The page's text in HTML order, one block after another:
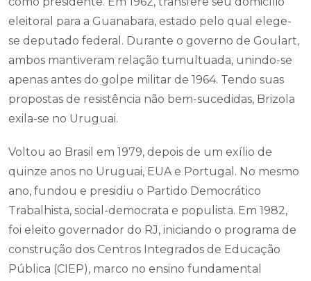
eleitoral para a Guanabara, estado pelo qual elege-
se deputado federal. Durante o governo de Goulart,
ambos mantiveram relação tumultuada, unindo-se
apenas antes do golpe militar de 1964. Tendo suas
propostas de resistência não bem-sucedidas, Brizola
exila-se no Uruguai.
Voltou ao Brasil em 1979, depois de um exílio de
quinze anos no Uruguai, EUA e Portugal. No mesmo
ano, fundou e presidiu o Partido Democrático
Trabalhista, social-democrata e populista. Em 1982,
foi eleito governador do RJ, iniciando o programa de
construção dos Centros Integrados de Educação
Pública (CIEP), marco no ensino fundamental